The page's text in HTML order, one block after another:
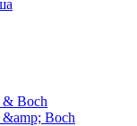
Boch
Boch